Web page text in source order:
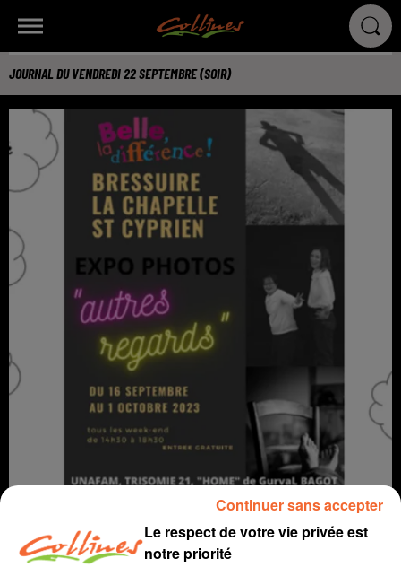
JOURNAL DU VENDREDI 22 SEPTEMBRE (SOIR)
Le respect de votre vie privée est
notre priorité
Continuer sans accepter